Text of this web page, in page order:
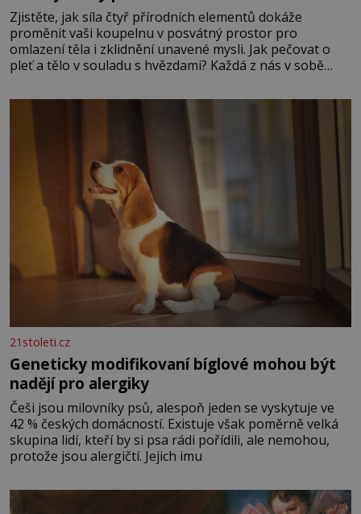
Zjistěte, jak síla čtyř přírodních elementů dokáže
proměnit vaši koupelnu v posvátný prostor pro
omlazení těla i zklidnění unavené mysli. Jak pečovat o
pleť a tělo v souladu s hvězdami? Každá z nás v sobě
povaze, ale i v potřebách naší pokožky. Ohnivá znamení
Ženy narozené ve znamení Berana, Lva a Střelce v sobě
nesou žár, odvahu a neutuchající elán. Vaše
21stoleti.cz
Geneticky modifikovaní bíglové mohou být
nadějí pro alergiky
Češi jsou milovníky psů, alespoň jeden se vyskytuje ve
42 % českých domácností. Existuje však poměrně velká
skupina lidí, kteří by si psa rádi pořídili, ale nemohou,
protože jsou alergičtí. Jejich imu